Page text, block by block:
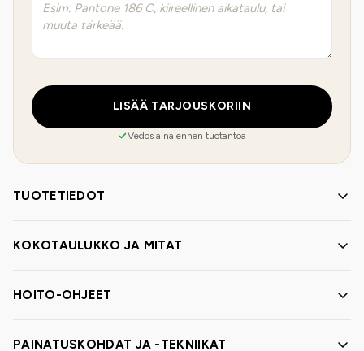
LISÄÄ TARJOUSKORIIN
Vedos aina ennen tuotantoa
TUOTETIEDOT
KOKOTAULUKKO JA MITAT
HOITO-OHJEET
PAINATUSKOHDAT JA -TEKNIIKAT